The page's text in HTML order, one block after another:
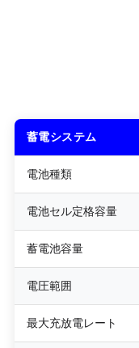
蓄電システム
電池種類
電池セル定格容量
蓄電池容量
電圧範囲
最大充放電レート